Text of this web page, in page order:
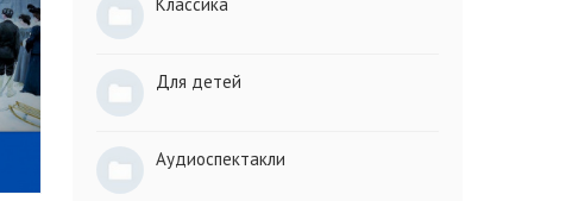
Для детей
Аудиоспектакли